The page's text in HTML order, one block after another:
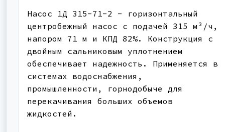
Насос 1Д 315-71-2 - горизонтальный
центробежный насос с подачей 315 м³/ч,
напором 71 м и КПД 82%. Конструкция с
двойным сальниковым уплотнением
обеспечивает надежность. Применяется в
системах водоснабжения,
промышленности, горнодобыче для
перекачивания больших объемов
жидкостей.